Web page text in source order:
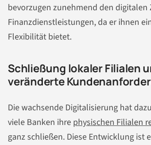
bevorzugen zunehmend den digitalen
Finanzdienstleistungen, da er ihnen
Flexibilität bietet.
Schließung lokaler Filialen
veränderte
Die wachsende Digitalisierung hat
viele Banken ihre physischen Filialen
ganz schließen. Diese Entwicklung ist